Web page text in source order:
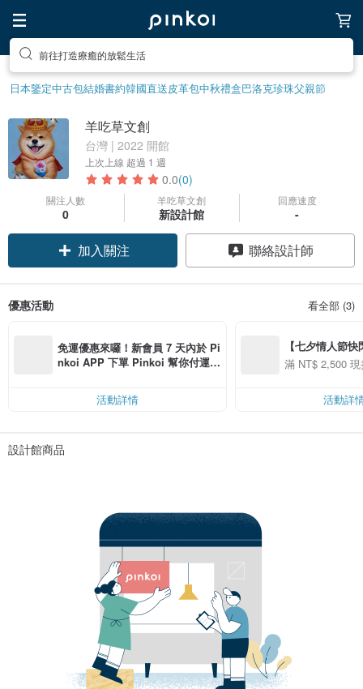
前往打造療癒的放鬆生活
日本鑒定中古包結婚書約韓國直送皮革包中秋禮盒巴洛克珍珠父親節
羊吃草文創
台灣 | 2022 開館
上次上線 超過 1 週
0.0(0)
關注人數
0
羊吃草文創
新設計館
回應速度
-
加入關注 聯絡設計師
優惠活動 看全部 (3)
免運優惠來囉！新會員 7 天內於 Pi
nkoi APP 下單 Pinkoi 幫你付運
活動詳情
【七夕情人節
用 APP 購買任
00 現折 NT$100
滿 NT$ 2,500
活動詳
設計館商品